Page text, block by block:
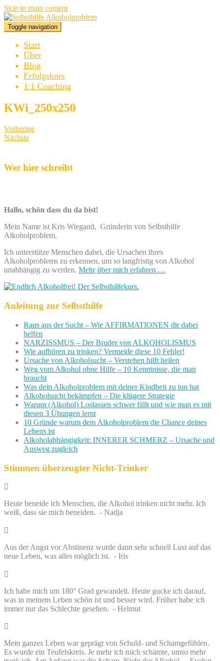
Skip to main content
Toggle navigation
Start
Über
Blog
Erfolgskurs
1:1 Coaching
KWi_250x250
Vorherige
Nächste
Wer hier schreibt
Hallo, schön dass du da bist!
Mein Name ist Kris Wiegand, Gründerin von Selbsthilfe
Alkoholproblem.
Ich unterstütze Menschen dabei, die Ursachen ihres
Alkoholproblems zu erkennen, um so langfristig von Alkohol
unabhängig zu werden. Mehr über mich erfahren …
Anleitung zur Selbsthilfe
Raus aus der Sucht – Wie AFFIRMATIONEN dir dabei
helfen
NARZISSMUS – Der Bruder von ALKOHOLISMUS
Wie aufhören zu trinken? Vermeide diese 10 Fehler!
Ursache von Alkoholsucht – Verstehen hilft heilen
Weg vom Alkohol ohne Hilfe – 10 Kenntnisse, die man
braucht
Was dein Alkoholproblem mit deiner Kindheit zu tun hat
Alkoholsucht bekämpfen – Die klügere Strategie
Warum (Alkohol) Loslassen schwer fällt und wie man es mit
diesen 3 Übungen lernt
10 Gründe warum dein Alkoholproblem die Chance deines
Lebens ist
Alkoholabhängigkeit: INNERER SCHMERZ – Ursache und
Ausweg zugleich
Stimmen überzeugter Nicht-Trinker
Heute beneide ich Menschen, die Alkohol trinken nicht mehr. Ich
weiß, dass sie mich beneiden. - Nadja
Aus der Angst vor Abstinenz wurde dann sehr schnell Lust auf das
neue Leben, was alles möglich ist. - Iris
Ich habe mich um 180° Grad gewandelt. Heute gucke ich darauf,
was in meinem Leben schön ist und besser wird. Früher habe ich
immer nur das Schlechte gesehen. - Helmut
Mein ganzes Leben war geprägt von Schuld- und Schamgefühlen.
Es wurde ein Teufelskreis. Je mehr ich mich schämte, umso mehr